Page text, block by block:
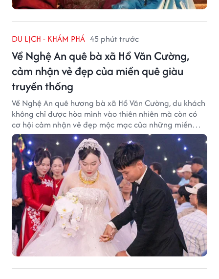
DU LỊCH - KHÁM PHÁ 45 phút trước
Về Nghệ An quê bà xã Hồ Văn Cường,
cảm nhận vẻ đẹp của miền quê giàu
truyền thống
Về Nghệ An quê hương bà xã Hồ Văn Cường, du khách
không chỉ được hòa mình vào thiên nhiên mà còn có
cơ hội cảm nhận vẻ đẹp mộc mạc của những miền
quê giàu truyền thống.